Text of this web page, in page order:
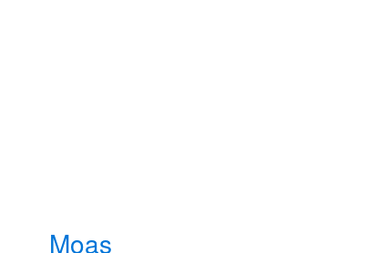
Moas